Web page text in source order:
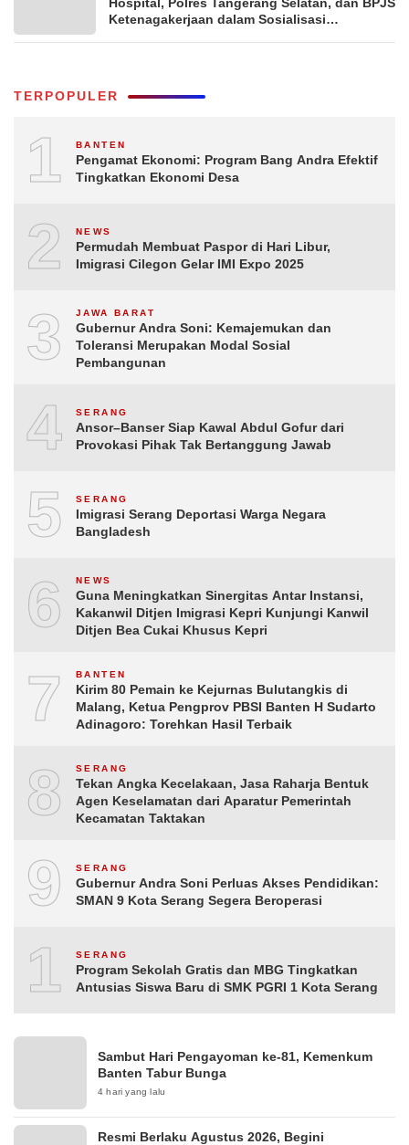
Ketenagakerjaan dalam Sosialisasi
TERPOPULER
1 BANTEN
Pengamat Ekonomi: Program Bang Andra Efektif
Tingkatkan Ekonomi Desa
2 NEWS
Permudah Membuat Paspor di Hari Libur,
Imigrasi Cilegon Gelar IMI Expo 2025
3 JAWA BARAT
Gubernur Andra Soni: Kemajemukan dan
Toleransi Merupakan Modal Sosial
Pembangunan
4 SERANG
Ansor–Banser Siap Kawal Abdul Gofur dari
Provokasi Pihak Tak Bertanggung Jawab
5 SERANG
Imigrasi Serang Deportasi Warga Negara
Bangladesh
6 NEWS
Guna Meningkatkan Sinergitas Antar Instansi,
Kakanwil Ditjen Imigrasi Kepri Kunjungi Kanwil
Ditjen Bea Cukai Khusus Kepri
7 BANTEN
Kirim 80 Pemain ke Kejurnas Bulutangkis di
Malang, Ketua Pengprov PBSI Banten H Sudarto
Adinagoro: Torehkan Hasil Terbaik
8 SERANG
Tekan Angka Kecelakaan, Jasa Raharja Bentuk
Agen Keselamatan dari Aparatur Pemerintah
Kecamatan Taktakan
9 SERANG
Gubernur Andra Soni Perluas Akses Pendidikan:
SMAN 9 Kota Serang Segera Beroperasi
10SERANG
Program Sekolah Gratis dan MBG Tingkatkan
Antusias Siswa Baru di SMK PGRI 1 Kota Serang
Sambut Hari Pengayoman ke-81, Kemenkum
Banten Tabur Bunga
4 hari yang lalu
Resmi Berlaku Agustus 2026, Begini